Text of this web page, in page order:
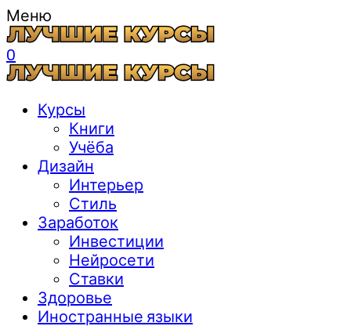
Меню
0
Курсы
Книги
Учёба
Дизайн
Интерьер
Стиль
Заработок
Инвестиции
Нейросети
Ставки
Здоровье
Иностранные языки